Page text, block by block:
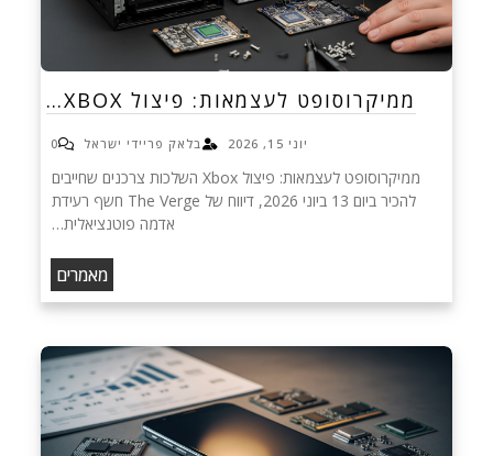
ממיקרוסופט לעצמאות: פיצול XBOX…
יוני 15, 2026 בלאק פריידי ישראל 0
ממיקרוסופט לעצמאות: פיצול Xbox השלכות צרכנים שחייבים
להכיר ביום 13 ביוני 2026, דיווח של The Verge חשף רעידת
אדמה פוטנציאלית…
מאמרים